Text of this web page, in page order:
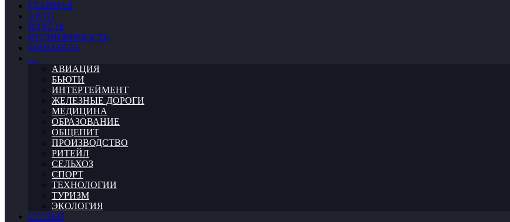
ГЛАВНАЯ
АВТО
ВЛАСТЬ
НЕДВИЖИМОСТЬ
ФИНАНСЫ
…
АВИАЦИЯ
БЬЮТИ
ИНТЕРТЕЙМЕНТ
ЖЕЛЕЗНЫЕ ДОРОГИ
МЕДИЦИНА
ОБРАЗОВАНИЕ
ОБЩЕПИТ
ПРОИЗВОДСТВО
РИТЕЙЛ
СЕЛЬХОЗ
СПОРТ
ТЕХНОЛОГИИ
ТУРИЗМ
ЭКОЛОГИЯ
СТАТЬИ